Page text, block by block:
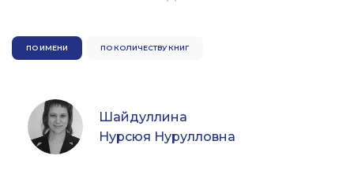
ПО ИМЕНИ ПО КОЛИЧЕСТВУ КНИГ
Шайдуллина
Нурсюя Нурулловна